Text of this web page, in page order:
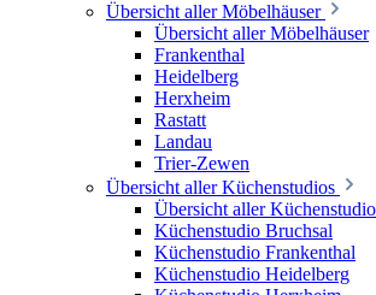
Übersicht aller Möbelhäuser
Übersicht aller Möbelhäuser
Frankenthal
Heidelberg
Herxheim
Rastatt
Landau
Trier-Zewen
Übersicht aller Küchenstudios
Übersicht aller
Küchenstudio Bruchsal
Küchenstudio Frankenthal
Küchenstudio Heidelberg